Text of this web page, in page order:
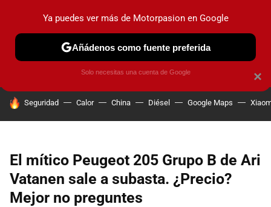
PRUEBAS COCHES ELÉCTRICOS OBSERVATORIO
HOY SE HABLA DE
Seguridad Calor China Diésel Google Maps
El mítico Peugeot 205 Grupo B de Ari
Vatanen sale a subasta. ¿Precio?
Mejor no preguntes
×
Ya puedes ver más de Motorpasion en Google
Añádenos como fuente preferida
Solo necesitas una cuenta de Google